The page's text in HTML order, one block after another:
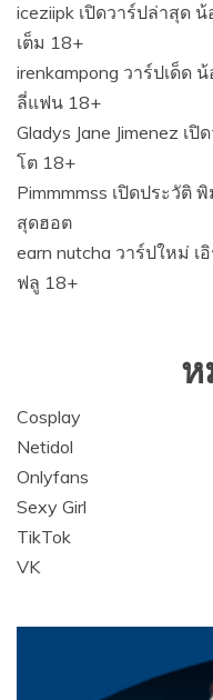
iceziipk เปิดวาร์ปล่าสุด
เต็ม 18+
irenkampong วาร์ปเด็ด
ลี่แฟน 18+
Gladys Jane Jimenez
โต 18+
Pimmmmss เปิดประวัติ
สุดฮอต
earn nutcha วาร์ปใหม่
ฟลู 18+
Cosplay
Netidol
Onlyfans
Sexy Girl
TikTok
VK